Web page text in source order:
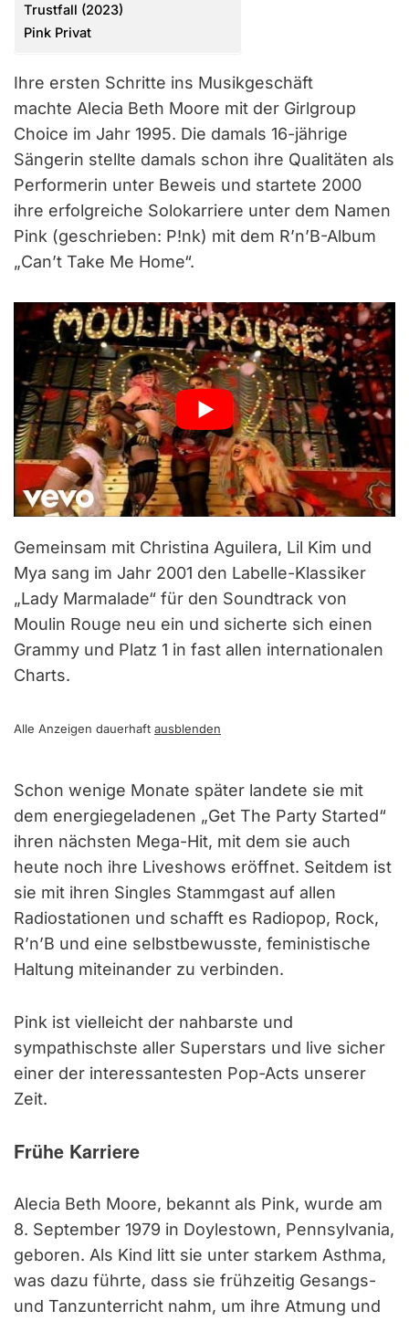
Trustfall (2023)
Pink Privat
Ihre ersten Schritte ins Musikgeschäft
machte Alecia Beth Moore mit der Girlgroup
Choice im Jahr 1995. Die damals 16-jährige
Sängerin stellte damals schon ihre Qualitäten als
Performerin unter Beweis und startete 2000
ihre erfolgreiche Solokarriere unter dem Namen
Pink (geschrieben: P!nk) mit dem R’n’B-Album
„Can’t Take Me Home“.
Gemeinsam mit Christina Aguilera, Lil Kim und
Mya sang im Jahr 2001 den Labelle-Klassiker
„Lady Marmalade“ für den Soundtrack von
Moulin Rouge neu ein und sicherte sich einen
Grammy und Platz 1 in fast allen internationalen
Charts.
Alle Anzeigen dauerhaft ausblenden
Schon wenige Monate später landete sie mit
dem energiegeladenen „Get The Party Started“
ihren nächsten Mega-Hit, mit dem sie auch
heute noch ihre Liveshows eröffnet. Seitdem ist
sie mit ihren Singles Stammgast auf allen
Radiostationen und schafft es Radiopop, Rock,
R’n’B und eine selbstbewusste, feministische
Haltung miteinander zu verbinden.
Pink ist vielleicht der nahbarste und
sympathischste aller Superstars und live sicher
einer der interessantesten Pop-Acts unserer
Zeit.
Frühe Karriere
Alecia Beth Moore, bekannt als Pink, wurde am
8. September 1979 in Doylestown, Pennsylvania,
geboren. Als Kind litt sie unter starkem Asthma,
was dazu führte, dass sie frühzeitig Gesangs-
und Tanzunterricht nahm, um ihre Atmung und